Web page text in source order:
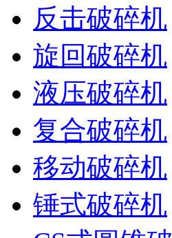
反击破碎机
旋回破碎机
液压破碎机
复合破碎机
移动破碎机
锤式破碎机